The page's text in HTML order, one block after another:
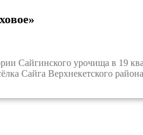
Сайгинского урочища в 19
Сайга Верхнекетского